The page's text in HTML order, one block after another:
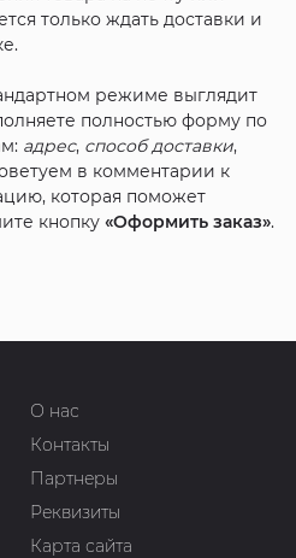
только ждать доставки и
режиме выглядит
полностью форму по
адрес, способ доставки,
в комментарии к
которая поможет
кнопку «Оформить заказ».
О нас
Контакты
Партнеры
Реквизиты
Карта сайта